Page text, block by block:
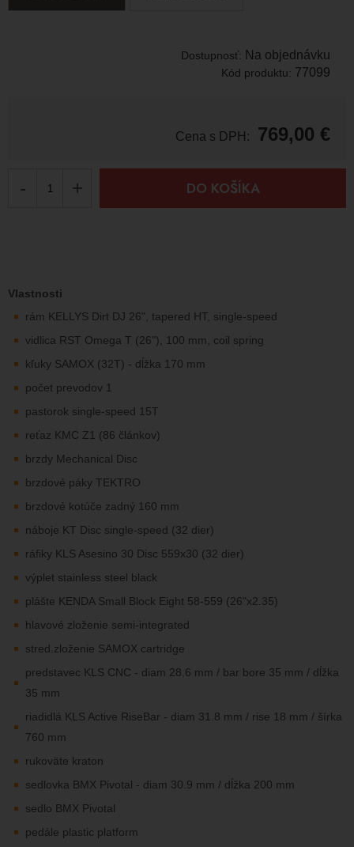
Dostupnosť: Na objednávku
Kód produktu: 77099
Cena s DPH: 769,00 €
- + DO KOŠÍKA
Vlastnosti
rám KELLYS Dirt DJ 26", tapered HT, single-speed
vidlica RST Omega T (26"), 100 mm, coil spring
kľuky SAMOX (32T) - dĺžka 170 mm
počet prevodov 1
pastorok single-speed 15T
reťaz KMC Z1 (86 článkov)
brzdy Mechanical Disc
brzdové páky TEKTRO
brzdové kotúče zadný 160 mm
náboje KT Disc single-speed (32 dier)
ráfiky KLS Asesino 30 Disc 559x30 (32 dier)
výplet stainless steel black
plášte KENDA Small Block Eight 58-559 (26"x2.35)
hlavové zloženie semi-integrated
stred.zloženie SAMOX cartridge
predstavec KLS CNC - diam 28.6 mm / bar bore 35 mm / dĺžka
35 mm
riadidlá KLS Active RiseBar - diam 31.8 mm / rise 18 mm / šírka
760 mm
rukoväte kraton
sedlovka BMX Pivotal - diam 30.9 mm / dĺžka 200 mm
sedlo BMX Pivotal
pedále plastic platform